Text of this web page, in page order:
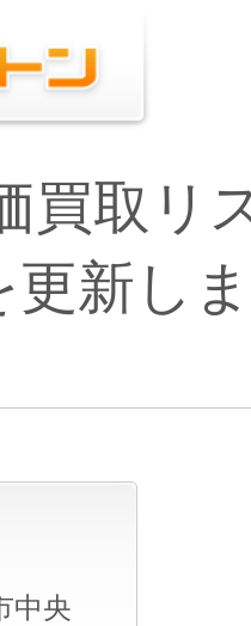
中央
買取リ
更新し